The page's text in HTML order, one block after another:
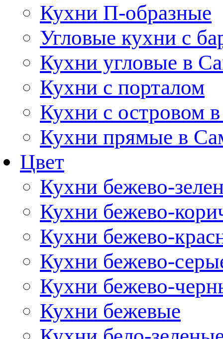
Кухни П-образные
Угловые кухни с
Кухни угловые в
Кухни с порталом
Кухни с островом
Кухни прямые в
Цвет
Кухни бежево-
Кухни бежево-
Кухни бежево-
Кухни бежево-
Кухни бежево-
Кухни бежевые